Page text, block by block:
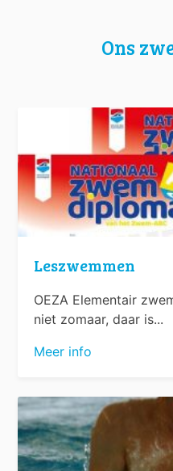
Ons
Leszwemmen
OEZA Elementair
niet zomaar, daar is...
Meer info